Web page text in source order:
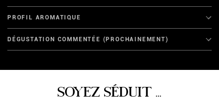
PROFIL AROMATIQUE
DÉGUSTATION COMMENTÉE (PROCHAINEMENT)
SOYEZ SÉDUIT ...